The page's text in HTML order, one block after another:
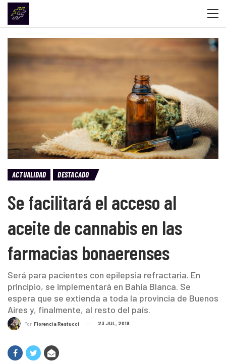
ACTUALIDAD DESTACADO
Se facilitará el acceso al
aceite de cannabis en las
farmacias bonaerenses
Será para pacientes con epilepsia refractaria. En
principio, se implementará en Bahia Blanca. Se
espera que se extienda a toda la provincia de Buenos
Aires y, finalmente, al resto del país.
Por Florencia Restucci 23 JUL, 2019